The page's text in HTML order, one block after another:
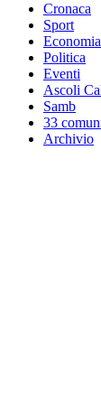
Cronaca
Sport
Economia
Politica
Eventi
Ascoli
Samb
33
Archivio